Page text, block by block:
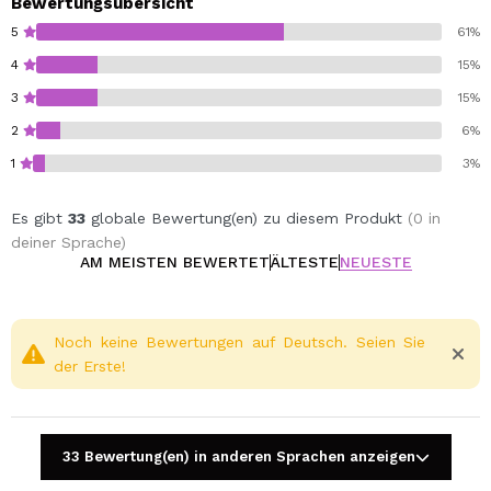
5 61%
4 15%
3 15%
2 6%
1 3%
Es gibt 33 globale Bewertung(en) zu diesem Produkt (0 in
deiner Sprache)
AM MEISTEN BEWERTETÄLTESTENEUESTE
Noch keine Bewertungen auf Deutsch. Seien Sie
der Erste!
33 Bewertung(en) in anderen Sprachen anzeigen